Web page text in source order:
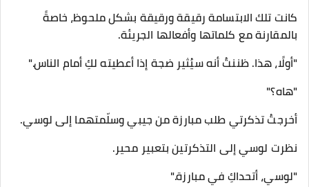
كانت تلك الابتسامة رقيقة ورقيقة بشكل ملحوظ، خاصةً
بالمقارنة مع كلماتها وأفعالها الجريئة.
"أولًا، هذا. ظننتُ أنه سيُثير ضجة إذا أعطيته لكِ أمام الناس."
"هاه؟"
أخرجتُ تذكرتي طلب مبارزة من جيبي وسلّمتهما إلى لوسي.
نظرت لوسي إلى التذكرتين بتعبير محير.
"لوسي، أتحداكِ في مبارزة."